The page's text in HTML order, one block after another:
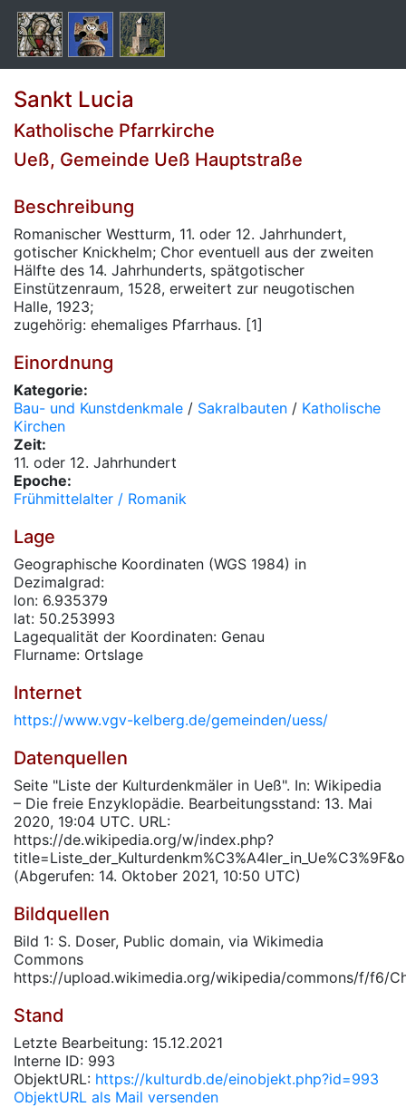
Sankt Lucia
Katholische Pfarrkirche
Ueß, Gemeinde Ueß Hauptstraße
Beschreibung
Romanischer Westturm, 11. oder 12. Jahrhundert,
gotischer Knickhelm; Chor eventuell aus der zweiten
Hälfte des 14. Jahrhunderts, spätgotischer
Einstützenraum, 1528, erweitert zur neugotischen
Halle, 1923;
zugehörig: ehemaliges Pfarrhaus. [1]
Einordnung
Kategorie:
Bau- und Kunstdenkmale / Sakralbauten / Katholische
Kirchen
Zeit:
11. oder 12. Jahrhundert
Epoche:
Frühmittelalter / Romanik
Lage
Geographische Koordinaten (WGS 1984) in
Dezimalgrad:
lon: 6.935379
lat: 50.253993
Lagequalität der Koordinaten: Genau
Flurname: Ortslage
Internet
https://www.vgv-kelberg.de/gemeinden/uess/
Datenquellen
Seite "Liste der Kulturdenkmäler in Ueß". In: Wikipedia
– Die freie Enzyklopädie. Bearbeitungsstand: 13. Mai
2020, 19:04 UTC. URL:
https://de.wikipedia.org/w/index.php?
(Abgerufen: 14. Oktober 2021, 10:50 UTC)
Bildquellen
Bild 1: S. Doser, Public domain, via Wikimedia
Commons
https://upload.wikimedia.org/wikipedia/commons/f/f6/
Stand
Letzte Bearbeitung: 15.12.2021
Interne ID: 993
ObjektURL: https://kulturdb.de/einobjekt.php?id=993
ObjektURL als Mail versenden